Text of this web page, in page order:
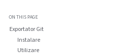
ON THIS PAGE
Exportator Git
Instalare
Utilizare